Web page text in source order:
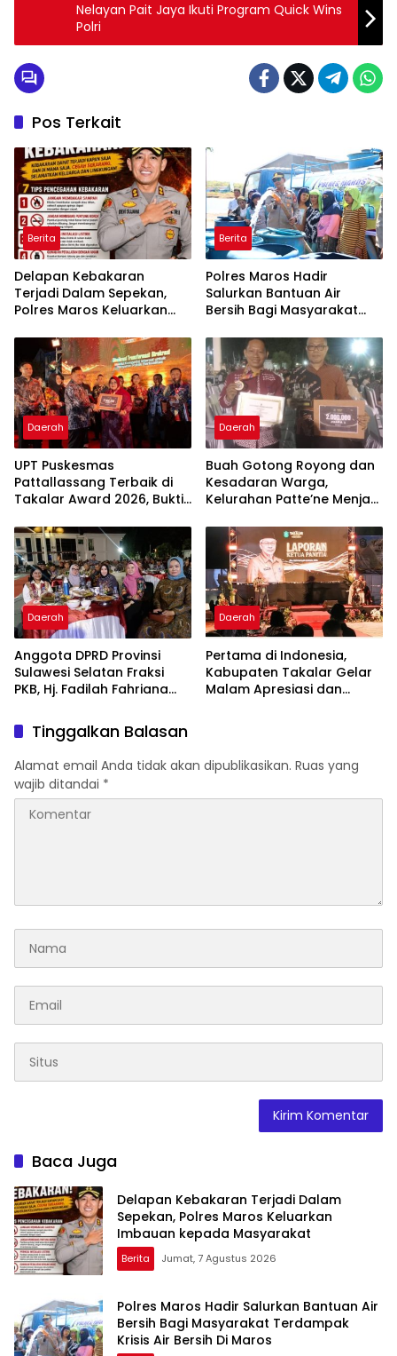
Nelayan Pait Jaya Ikuti Program Quick Wins
Polri
Pos Terkait
Berita
Delapan Kebakaran
Terjadi Dalam Sepekan,
Polres Maros Keluarkan
Masyarakat
Berita
Polres Maros Hadir
Salurkan Bantuan Air
Bersih Bagi Masyarakat
Di Maros
Daerah
UPT Puskesmas
Pattallassang Terbaik di
Takalar Award 2026, Bukti
Pelayanan Kesehatan
Berkualitas
Daerah
Buah Gotong Royong dan
Kesadaran Warga,
Kelurahan Patte’ne Menjadi
2026
Daerah
Anggota DPRD Provinsi
Sulawesi Selatan Fraksi
PKB, Hj. Fadilah Fahriana
Takalar Menyalakan
Lentera Pengabdian
Melalui Malam Apresiasi
dan Inovasi Award 2026
Daerah
Pertama di Indonesia,
Kabupaten Takalar Gelar
Malam Apresiasi dan
Berprestasi
Tinggalkan Balasan
Alamat email Anda tidak akan dipublikasikan. Ruas yang
wajib ditandai *
Baca Juga
Delapan Kebakaran Terjadi Dalam
Sepekan, Polres Maros Keluarkan
Imbauan kepada Masyarakat
Berita Jumat, 7 Agustus 2026
Polres Maros Hadir Salurkan Bantuan Air
Bersih Bagi Masyarakat Terdampak
Krisis Air Bersih Di Maros